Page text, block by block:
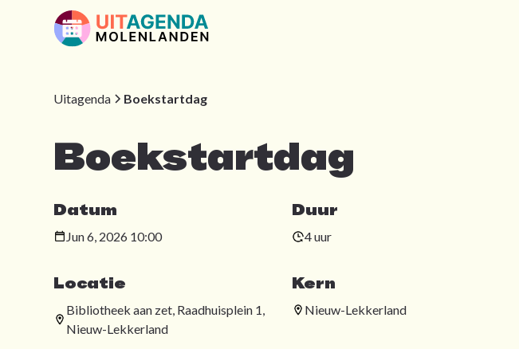
Uitagenda Boekstartdag
Boekstartdag
Datum
Jun 6, 2026 10:00
Duur
4 uur
Locatie
Bibliotheek aan zet, Raadhuisplein 1,
Nieuw-Lekkerland
Kern
Nieuw-Lekkerland